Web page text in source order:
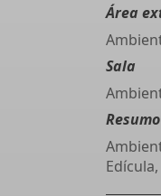
Área
Sala
Resumo